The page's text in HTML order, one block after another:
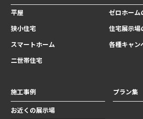
平屋
狭小住宅
スマートホーム
二世帯住宅
ゼロホーム
住宅展示場
各種キャン
施工事例 プラン集
お近くの展示場